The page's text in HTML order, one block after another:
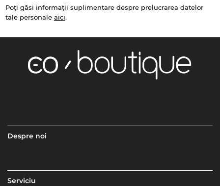
Poți găsi informații suplimentare despre prelucrarea datelor
tale personale aici.
Despre noi
Serviciu